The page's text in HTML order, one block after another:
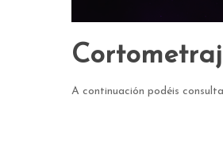
Hit enter to
A continuación podéis